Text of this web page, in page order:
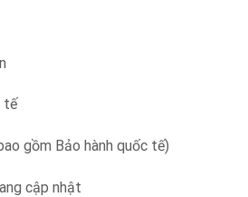
tế
gồm Bảo hành quốc tế)
cập nhật